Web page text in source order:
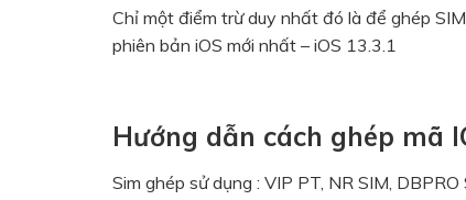
Chỉ một điểm trừ duy nhất đó là để ghép
phiên bản iOS mới nhất – iOS 13.3.1
Hướng dẫn cách ghép mã
Sim ghép sử dụng : VIP PT, NR SIM, DBPRO